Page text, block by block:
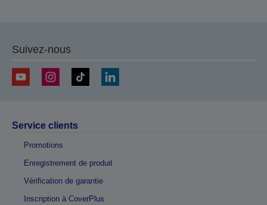
Suivez-nous
Service clients
Promotions
Enregistrement de produit
Vérification de garantie
Inscription à CoverPlus